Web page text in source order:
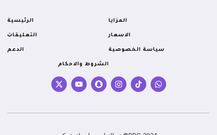
الرئيسية المزايا
التعليقات الاسعار
الدعم سياسة الخصوصية
الشروط والاحكام